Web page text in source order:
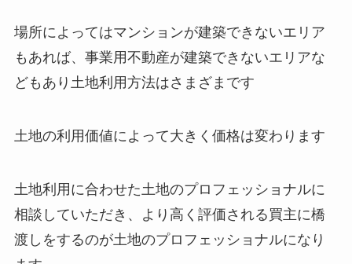
場所によってはマンションが建築できないエリア
もあれば、事業用不動産が建築できないエリアな
どもあり土地利用方法はさまざまです
土地の利用価値によって大きく価格は変わります
土地利用に合わせた土地のプロフェッショナルに
相談していただき、より高く評価される買主に橋
渡しをするのが土地のプロフェッショナルになり